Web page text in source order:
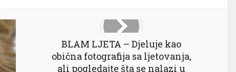
BLAM LJETA – Djeluje kao
obična fotografija sa ljetovanja,
ali pogledajte šta se nalazi u